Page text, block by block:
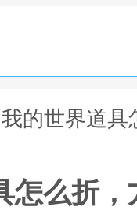
的世界道
怎么折